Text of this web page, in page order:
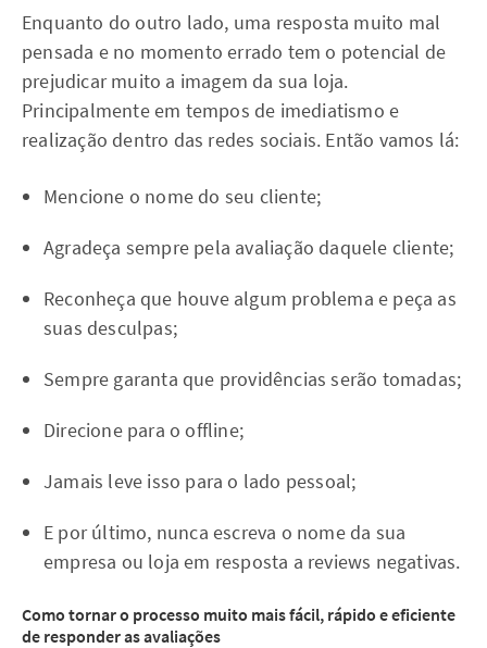
Enquanto do outro lado, uma resposta muito mal
pensada e no momento errado tem o potencial de
prejudicar muito a imagem da sua loja.
Principalmente em tempos de imediatismo e
realização dentro das redes sociais. Então vamos lá:
Mencione o nome do seu cliente;
Agradeça sempre pela avaliação daquele cliente;
Reconheça que houve algum problema e peça as
suas desculpas;
Sempre garanta que providências serão tomadas;
Direcione para o offline;
Jamais leve isso para o lado pessoal;
E por último, nunca escreva o nome da sua
empresa ou loja em resposta a reviews negativas.
Como tornar o processo muito mais fácil, rápido e eficiente
de responder as avaliações